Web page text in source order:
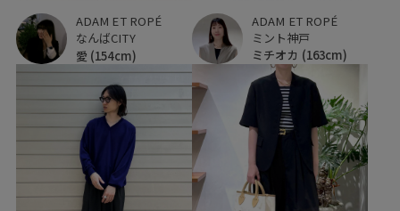
ADAM ET ROPÉ
なんばCITY
愛 (154cm)
ADAM ET ROPÉ
ミント神戸
ミチオカ (163cm)